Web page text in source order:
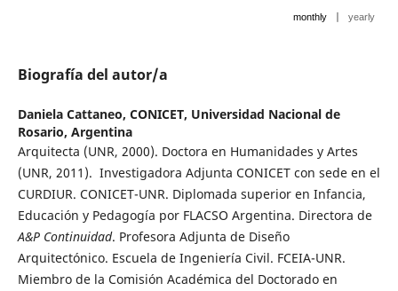
monthly | yearly
Biografía del autor/a
Daniela Cattaneo, CONICET, Universidad Nacional de
Rosario, Argentina
Arquitecta (UNR, 2000). Doctora en Humanidades y Artes
(UNR, 2011). Investigadora Adjunta CONICET con sede en el
CURDIUR. CONICET-UNR. Diplomada superior en Infancia,
Educación y Pedagogía por FLACSO Argentina. Directora de
A&P Continuidad. Profesora Adjunta de Diseño
Arquitectónico. Escuela de Ingeniería Civil. FCEIA-UNR.
Miembro de la Comisión Académica del Doctorado en